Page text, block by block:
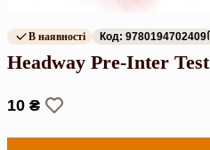
В наявності Код: 9780194702409
Headway Pre-Inter Test
10 ₴